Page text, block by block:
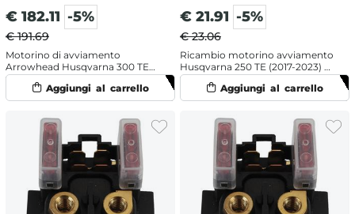
€ 182.11 -5%
€ 191.69
Motorino di avviamento
Arrowhead Husqvarna 300 TE
(2014-2016)
€ 21.91 -5%
€ 23.06
Ricambio motorino avviamento
Husqvarna 250 TE (2017-2023) -
Spazzole